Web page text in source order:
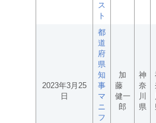
ス
ト
2023年3月25
日
都
道
府
県
知
事
マ
ニ
フ
加
藤
健一
郎
神
奈
川
県